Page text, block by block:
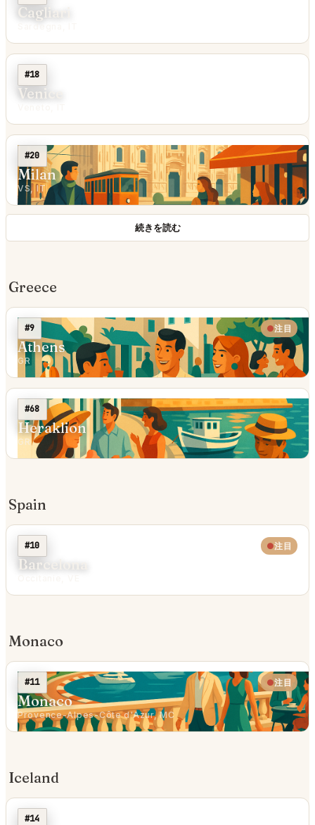
Cagliari
#18
Venice
#20
Milan
VS, IT
続きを読む
Greece
#9 注目
Athens
GR
#68
Heraklion
GR
Spain
#10 注目
Barcelona
Monaco
#11 注目
Monaco
Provence-Alpes-Côte d'Azur, MC
Iceland
#14